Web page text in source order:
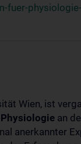
fuer-
Wien, ist
Physiologie an
anerkannter